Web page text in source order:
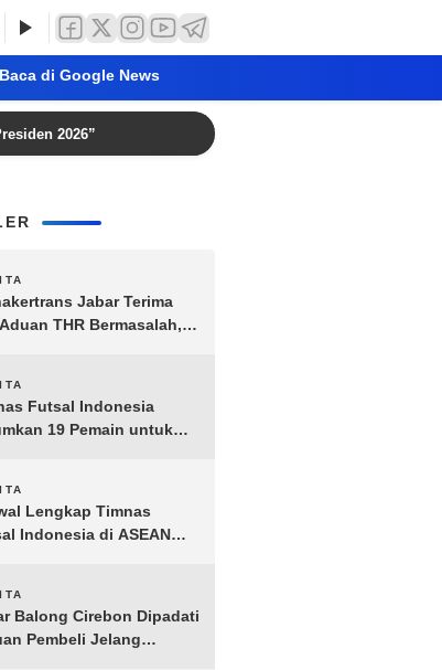
Baca di Google News
Chelsea Telan Kekalahan Kedua di
Jabar Terima
THR Bermasalah,
Futsal Indonesia
19 Pemain untuk
Lengkap Timnas
Indonesia di ASEAN
Balong Cirebon Dipadati
Pembeli Jelang